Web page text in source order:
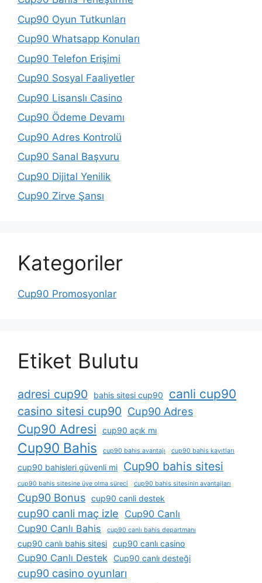
Cup90 Oyun Tutkunları
Cup90 Whatsapp Konuları
Cup90 Telefon Erişimi
Cup90 Sosyal Faaliyetler
Cup90 Lisanslı Casino
Cup90 Ödeme Devamı
Cup90 Adres Kontrolü
Cup90 Sanal Başvuru
Cup90 Dijital Yenilik
Cup90 Zirve Şansı
Kategoriler
Cup90 Promosyonlar
Etiket Bulutu
adresi cup90 bahis sitesi cup90 canli cup90
casino sitesi cup90 Cup90 Adres
Cup90 Adresi cup90 açık mı
Cup90 Bahis cup90 bahis avantajı cup90 bahis kayıtları
cup90 bahisleri güvenli mi Cup90 bahis sitesi
cup90 bahis sitesine üye olma süreci cup90 bahis sitesinin avantajları
Cup90 Bonus cup90 canli destek
cup90 canli maç izle Cup90 Canlı
Cup90 Canlı Bahis
cup90 canlı bahis departmanı
cup90 canlı bahis sitesi cup90 canlı casino
Cup90 Canlı Destek Cup90 canlı desteği
cup90 casino oyunları